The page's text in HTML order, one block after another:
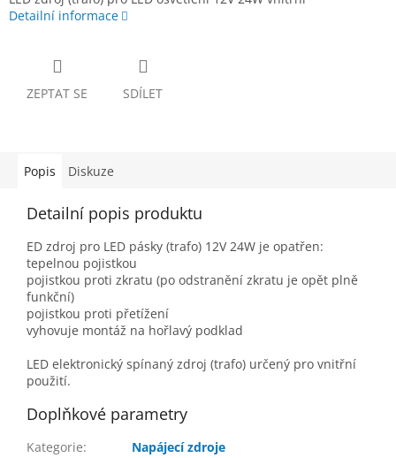
Detailní informace
ZEPTAT SE SDÍLET
Popis Diskuze
Detailní popis produktu
ED zdroj pro LED pásky (trafo) 12V 24W je opatřen:
tepelnou pojistkou
pojistkou proti zkratu (po odstranění zkratu je opět plně
funkční)
pojistkou proti přetížení
vyhovuje montáž na hořlavý podklad
LED elektronický spínaný zdroj (trafo) určený pro vnitřní
použití.
Doplňkové parametry
Kategorie:
Napájecí zdroje